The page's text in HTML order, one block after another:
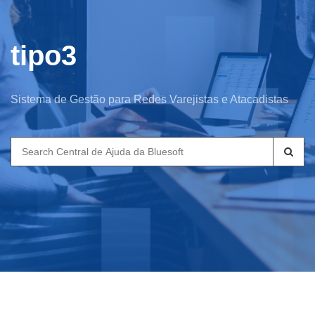
tipo3
Sistema de Gestão para Redes Varejistas e Atacadistas
Search
for: